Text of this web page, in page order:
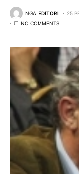
NGA EDITORI 25
NO COMMENTS